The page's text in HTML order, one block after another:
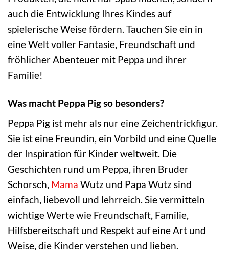
auch die Entwicklung Ihres Kindes auf
spielerische Weise fördern. Tauchen Sie ein in
eine Welt voller Fantasie, Freundschaft und
fröhlicher Abenteuer mit Peppa und ihrer
Familie!
Was macht Peppa Pig so besonders?
Peppa Pig ist mehr als nur eine Zeichentrickfigur.
Sie ist eine Freundin, ein Vorbild und eine Quelle
der Inspiration für Kinder weltweit. Die
Geschichten rund um Peppa, ihren Bruder
Schorsch, Mama Wutz und Papa Wutz sind
einfach, liebevoll und lehrreich. Sie vermitteln
wichtige Werte wie Freundschaft, Familie,
Hilfsbereitschaft und Respekt auf eine Art und
Weise, die Kinder verstehen und lieben.